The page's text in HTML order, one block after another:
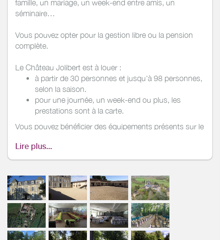
famille, un mariage, un week-end entre amis, un
séminaire…
Vous pouvez opter pour la gestion libre ou la pension
complète.
Le Château Jolibert est à louer :
à partir de 30 personnes et jusqu'à 98 personnes,
selon la saison.
pour une journée, un week-end ou plus, les
prestations sont à la carte.
Vous pouvez bénéficier des équipements présents sur le
cuisine de collectivité,
deux salles de restauration d’une capacité
une salle de 200 m² avec estrade,
un hébergement de 98 lits en chambres et
sanitaires collectifs,
un parc ombragé de 4 hectares aménagé avec des
aires de jeux,mini-golf, terrain de football et
basket-ball, box pour les chevaux et agrémenté
Lire plus...